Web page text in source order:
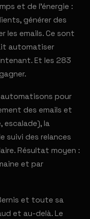
et de l'énergie :
générer des
les emails. Ce sont
automatiser
Et les 283
pour
des emails et
escalade), la
suivi des relances
Résultat moyen :
et par
et toute sa
et au-delà. Le